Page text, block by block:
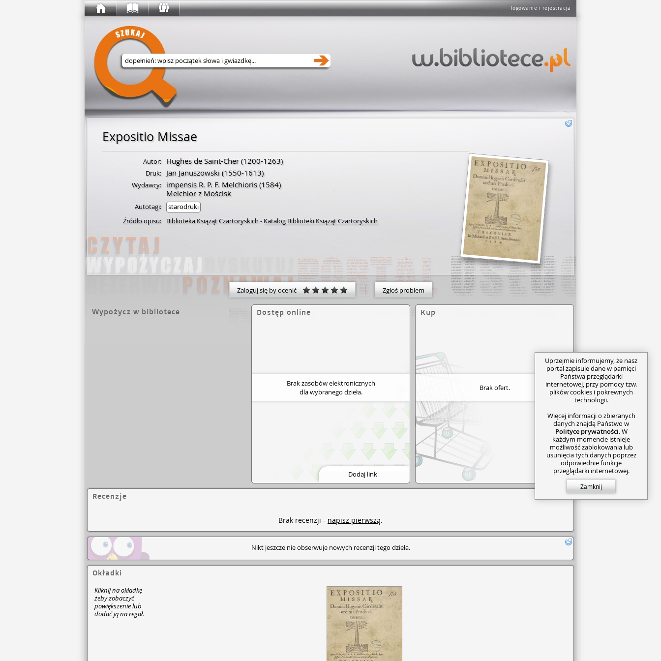
logowanie i rejestracja
Wyszukaj w serwisie
Expositio Missae
Autor: Hughes de Saint-Cher (1200-1263)
Druk: Jan Januszowski (1550-1613)
Wydawcy: impensis R. P. F. Melchioris(1584)
Melchior z Mościsk
Autotagi:
starodruki
Źródło opisu:
Biblioteka Książąt Czartoryskich - Katalog Biblioteki Książąt Czartoryskich
Zaloguj się by ocenić Zgłoś problem
Wypożycz w bibliotece Dostęp online
Brak zasobów elektronicznych
dla wybranego dzieła.
Dodaj link
Kup
Brak ofert.
Recenzje
Brak recenzji - napisz pierwszą.
Nikt jeszcze nie obserwuje nowych recenzji tego dzieła.
Okładki
Kliknij na okładkę
żeby zobaczyć
powiększenie lub
dodać ją na regał.
Uprzejmie informujemy, że nasz
portal zapisuje dane w pamięci
Państwa przeglądarki
internetowej, przy pomocy tzw.
plików cookies i pokrewnych
technologii.
Więcej informacji o zbieranych
danych znajdą Państwo w
Polityce prywatności. W
każdym momencie istnieje
możliwość zablokowania lub
usunięcia tych danych poprzez
odpowiednie funkcje
przeglądarki internetowej.
Zamknij